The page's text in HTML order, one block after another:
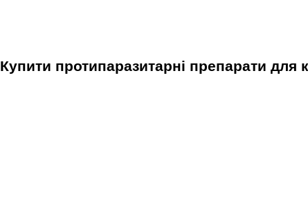
Купити протипаразитарні препарати для